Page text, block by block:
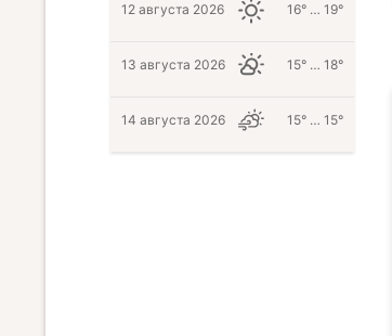
12 августа 2026 16° … 19°
13 августа 2026 15° … 18°
14 августа 2026 15° … 15°